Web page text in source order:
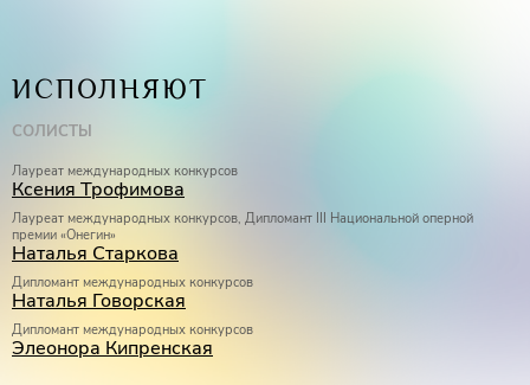
ИСПОЛНЯЮТ
СОЛИСТЫ
Лауреат международных конкурсов
Ксения Трофимова
Лауреат международных конкурсов, Дипломант III Национальной оперной
премии «Онегин»
Наталья Старкова
Дипломант международных конкурсов
Наталья Говорская
Дипломант международных конкурсов
Элеонора Кипренская